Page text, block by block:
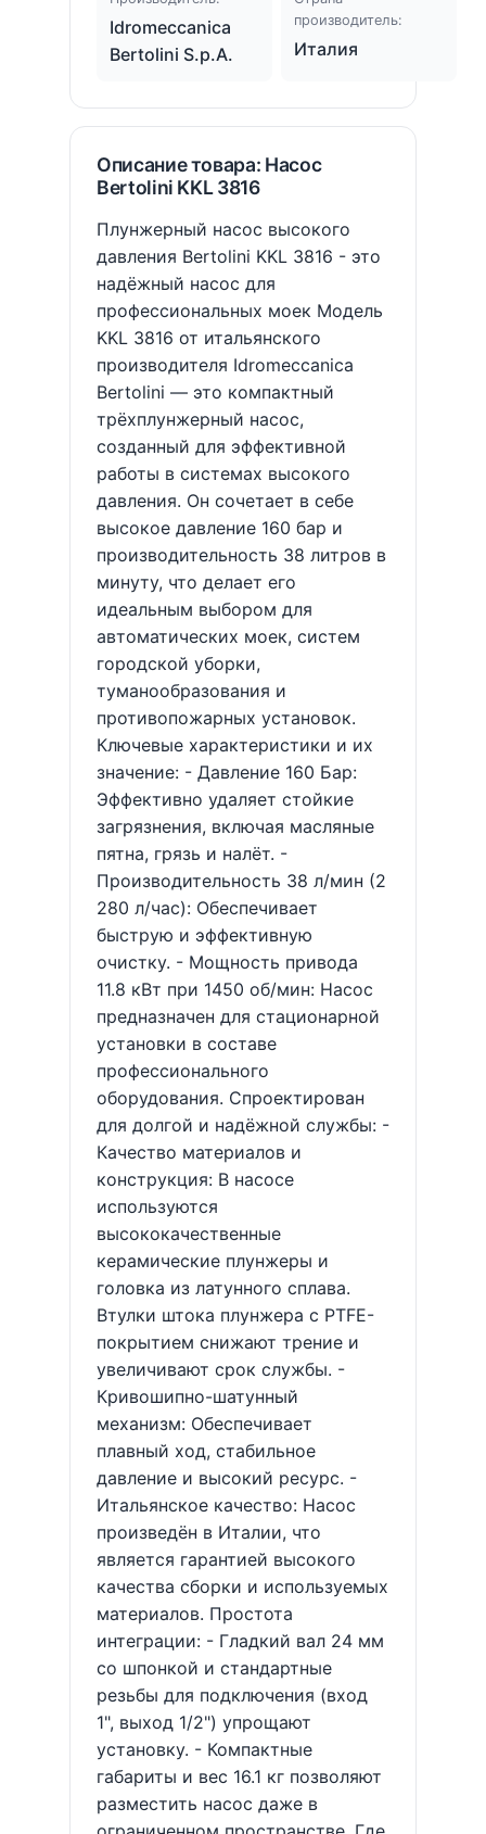
Idromeccanica
Bertolini S.p.A.
производитель:
Италия
Описание товара: Насос
Bertolini KKL 3816
Плунжерный насос высокого
давления Bertolini KKL 3816 - это
надёжный насос для
профессиональных моек Модель
KKL 3816 от итальянского
производителя Idromeccanica
Bertolini — это компактный
трёхплунжерный насос,
созданный для эффективной
работы в системах высокого
давления. Он сочетает в себе
высокое давление 160 бар и
производительность 38 литров в
минуту, что делает его
идеальным выбором для
автоматических моек, систем
городской уборки,
туманообразования и
противопожарных установок.
Ключевые характеристики и их
значение: - Давление 160 Бар:
Эффективно удаляет стойкие
загрязнения, включая масляные
пятна, грязь и налёт. -
Производительность 38 л/мин (2
280 л/час): Обеспечивает
быструю и эффективную
очистку. - Мощность привода
11.8 кВт при 1450 об/мин: Насос
предназначен для стационарной
установки в составе
профессионального
оборудования. Спроектирован
для долгой и надёжной службы: -
Качество материалов и
конструкция: В насосе
используются
высококачественные
керамические плунжеры и
головка из латунного сплава.
Втулки штока плунжера с PTFE-
покрытием снижают трение и
увеличивают срок службы. -
Кривошипно-шатунный
механизм: Обеспечивает
плавный ход, стабильное
давление и высокий ресурс. -
Итальянское качество: Насос
произведён в Италии, что
является гарантией высокого
качества сборки и используемых
материалов. Простота
интеграции: - Гладкий вал 24 мм
со шпонкой и стандартные
резьбы для подключения (вход
1", выход 1/2") упрощают
установку. - Компактные
габариты и вес 16.1 кг позволяют
разместить насос даже в